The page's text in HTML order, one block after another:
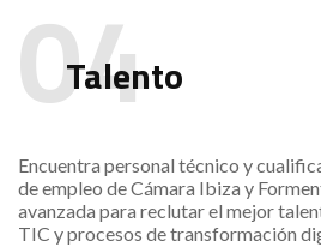
Talento
Encuentra personal técnico y
de empleo de Cámara Ibiza y
avanzada para reclutar el mejor
TIC y procesos de transformación